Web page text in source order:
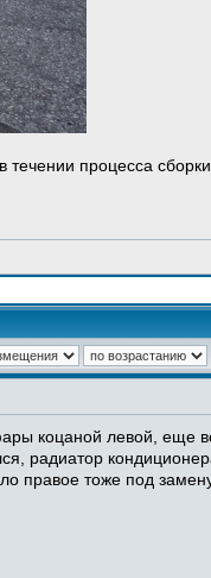
процесса
коцаной левой, еще
радиатор
правое тоже под